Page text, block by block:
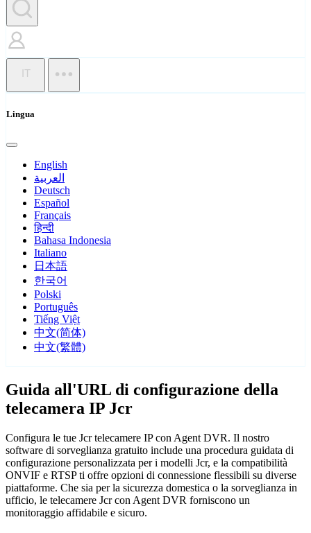
IT
Lingua
English
العربية
Deutsch
Español
Français
हिन्दी
Bahasa Indonesia
Italiano
日本語
한국어
Polski
Português
Tiếng Việt
中文(简体)
中文(繁體)
Guida all'URL di configurazione della
telecamera IP Jcr
Configura le tue Jcr telecamere IP con Agent DVR. Il nostro
software di sorveglianza gratuito include una procedura guidata di
configurazione personalizzata per i modelli Jcr, e la compatibilità
ONVIF e RTSP ti offre opzioni di connessione flessibili su diverse
piattaforme. Che sia per la sicurezza domestica o la sorveglianza in
ufficio, le telecamere Jcr con Agent DVR forniscono un
monitoraggio affidabile e sicuro.